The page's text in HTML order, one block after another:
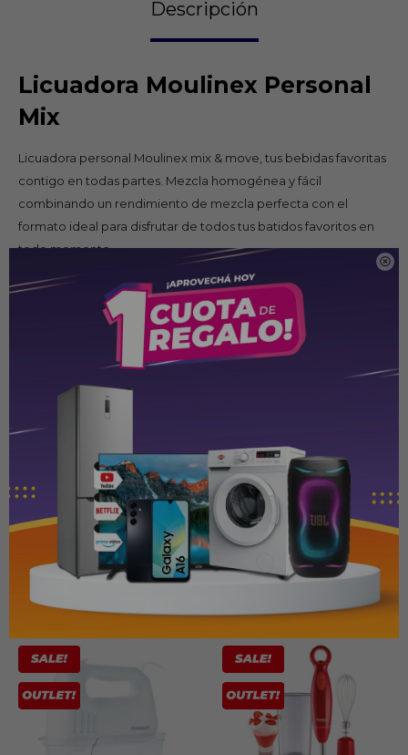

Descripción
Licuadora Moulinex Personal
Mix
Licuadora personal Moulinex mix & move, tus bebidas favoritas
contigo en todas partes. Mezcla homogénea y fácil
combinando un rendimiento de mezcla perfecta con el
formato ideal para disfrutar de todos tus batidos favoritos en
todo momento.
Especificaciones
Licuadora personal Mix & move de Moulinex, ofrece una
mezcla excepcional en todos tus batidos favoritos.
Dos prácticas botellas para llevar con capacidad de 0,6L
cada una.
potencia.
PRODUCTOS QUE TE PUEDEN INTERESAR